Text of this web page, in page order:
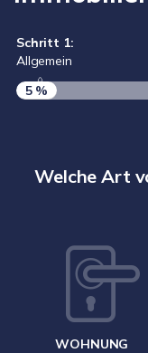
Schritt 1:
Allgemein
5 %
Welche Art
WOHNUNG